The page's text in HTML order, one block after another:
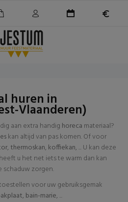
huren in
Vlaanderen)
aan extra handig horeca materiaal?
kan altijd van pas komen. Of voor
, thermoskan, koffiekan, ... U kan deze
u het net iets te warm dan kan
zorgen.
voor uw gebruiksgemak
, bain-marie, ...